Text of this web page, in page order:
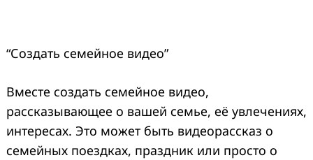
“Создать семейное видео”
Вместе создать семейное видео,
рассказывающее о вашей семье, её увлечениях,
интересах. Это может быть видеорассказ о
семейных поездках, праздник или просто о